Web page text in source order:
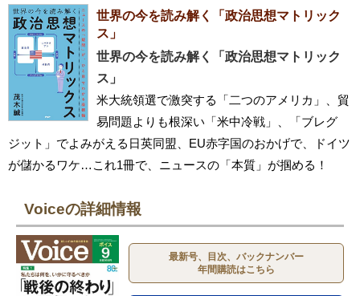
世界の今を読み解く「政治思想マトリック
ス」
世界の今を読み解く「政治思想マトリック
ス」
米大統領選で激突する「二つのアメリカ」、貿
易問題よりも根深い「米中冷戦」、「ブレグ
ジット」でよみがえる日英同盟、EU赤字国のおかげで、ドイツ
が儲かるワケ…これ1冊で、ニュースの「本質」が掴める！
Voiceの詳細情報
最新号、目次、バックナンバー
年間購読はこちら